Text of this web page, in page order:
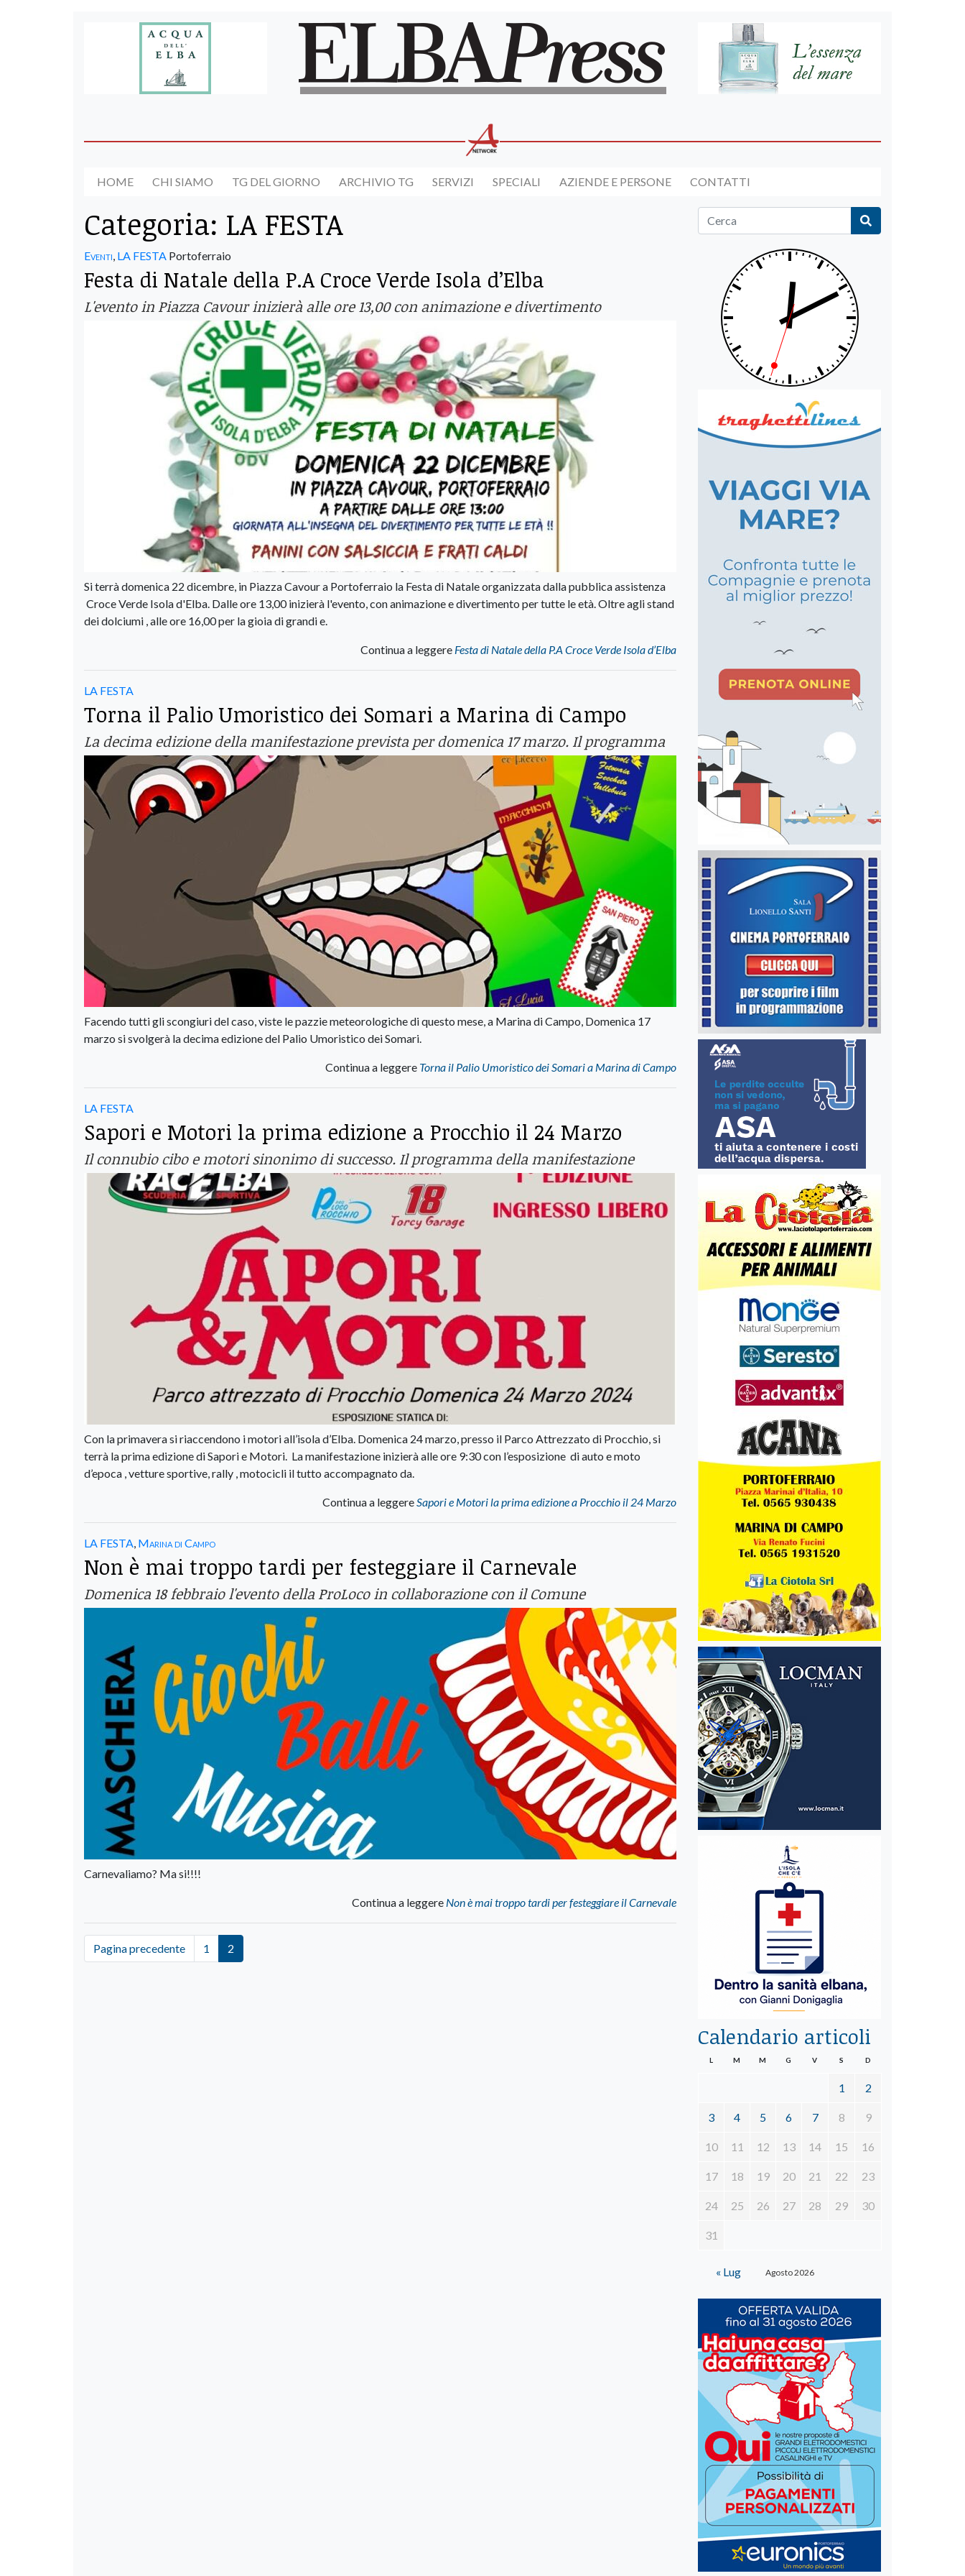
HOME CHI SIAMO TG DEL GIORNO ARCHIVIO TG SERVIZI SPECIALI AZIENDE E PERSONE CONTATTI
Categoria: LA FESTA
Eventi LA FESTA Portoferraio
Festa di Natale della P.A Croce Verde Isola d’Elba
L'evento in Piazza Cavour inizierà alle ore 13,00 con animazione e divertimento
Si terrà domenica 22 dicembre, in Piazza Cavour a Portoferraio la Festa di Natale organizzata dalla pubblica assistenza
Croce Verde Isola d'Elba. Dalle ore 13,00 inizierà l'evento, con animazione e divertimento per tutte le età. Oltre agli stand
dei dolciumi , alle ore 16,00 per la gioia di grandi e.
Continua a leggere Festa di Natale della P.A Croce Verde Isola d’Elba
LA FESTA
Torna il Palio Umoristico dei Somari a Marina di Campo
La decima edizione della manifestazione prevista per domenica 17 marzo. Il programma
Facendo tutti gli scongiuri del caso, viste le pazzie meteorologiche di questo mese, a Marina di Campo, Domenica 17
marzo si svolgerà la decima edizione del Palio Umoristico dei Somari.
Continua a leggere Torna il Palio Umoristico dei Somari a Marina di Campo
LA FESTA
Sapori e Motori la prima edizione a Procchio il 24 Marzo
Il connubio cibo e motori sinonimo di successo. Il programma della manifestazione
Con la primavera si riaccendono i motori all’isola d’Elba. Domenica 24 marzo, presso il Parco Attrezzato di Procchio, si
terrà la prima edizione di Sapori e Motori. La manifestazione inizierà alle ore 9:30 con l’esposizione di auto e moto
d’epoca , vetture sportive, rally , motocicli il tutto accompagnato da.
Continua a leggere Sapori e Motori la prima edizione a Procchio il 24 Marzo
LA FESTA Marina di Campo
Non è mai troppo tardi per festeggiare il Carnevale
Domenica 18 febbraio l'evento della ProLoco in collaborazione con il Comune
Carnevaliamo? Ma si!!!!
Continua a leggere Non è mai troppo tardi per festeggiare il Carnevale
Pagina precedente 1 2
Calendario articoli
Agosto 2026
L M M G V S D
1 2
3 4 5 6 7 8 9
10 11 12 13 14 15 16
17 18 19 20 21 22 23
24 25 26 27 28 29 30
31
« Lug